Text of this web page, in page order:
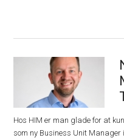
Hos HIM er man glade for at
som ny Business Unit Manager